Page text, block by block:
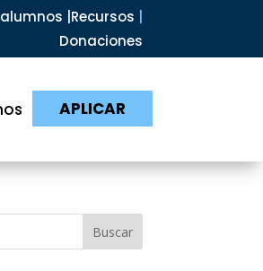
| Recursos
Donaciones
APLICAR
Buscar